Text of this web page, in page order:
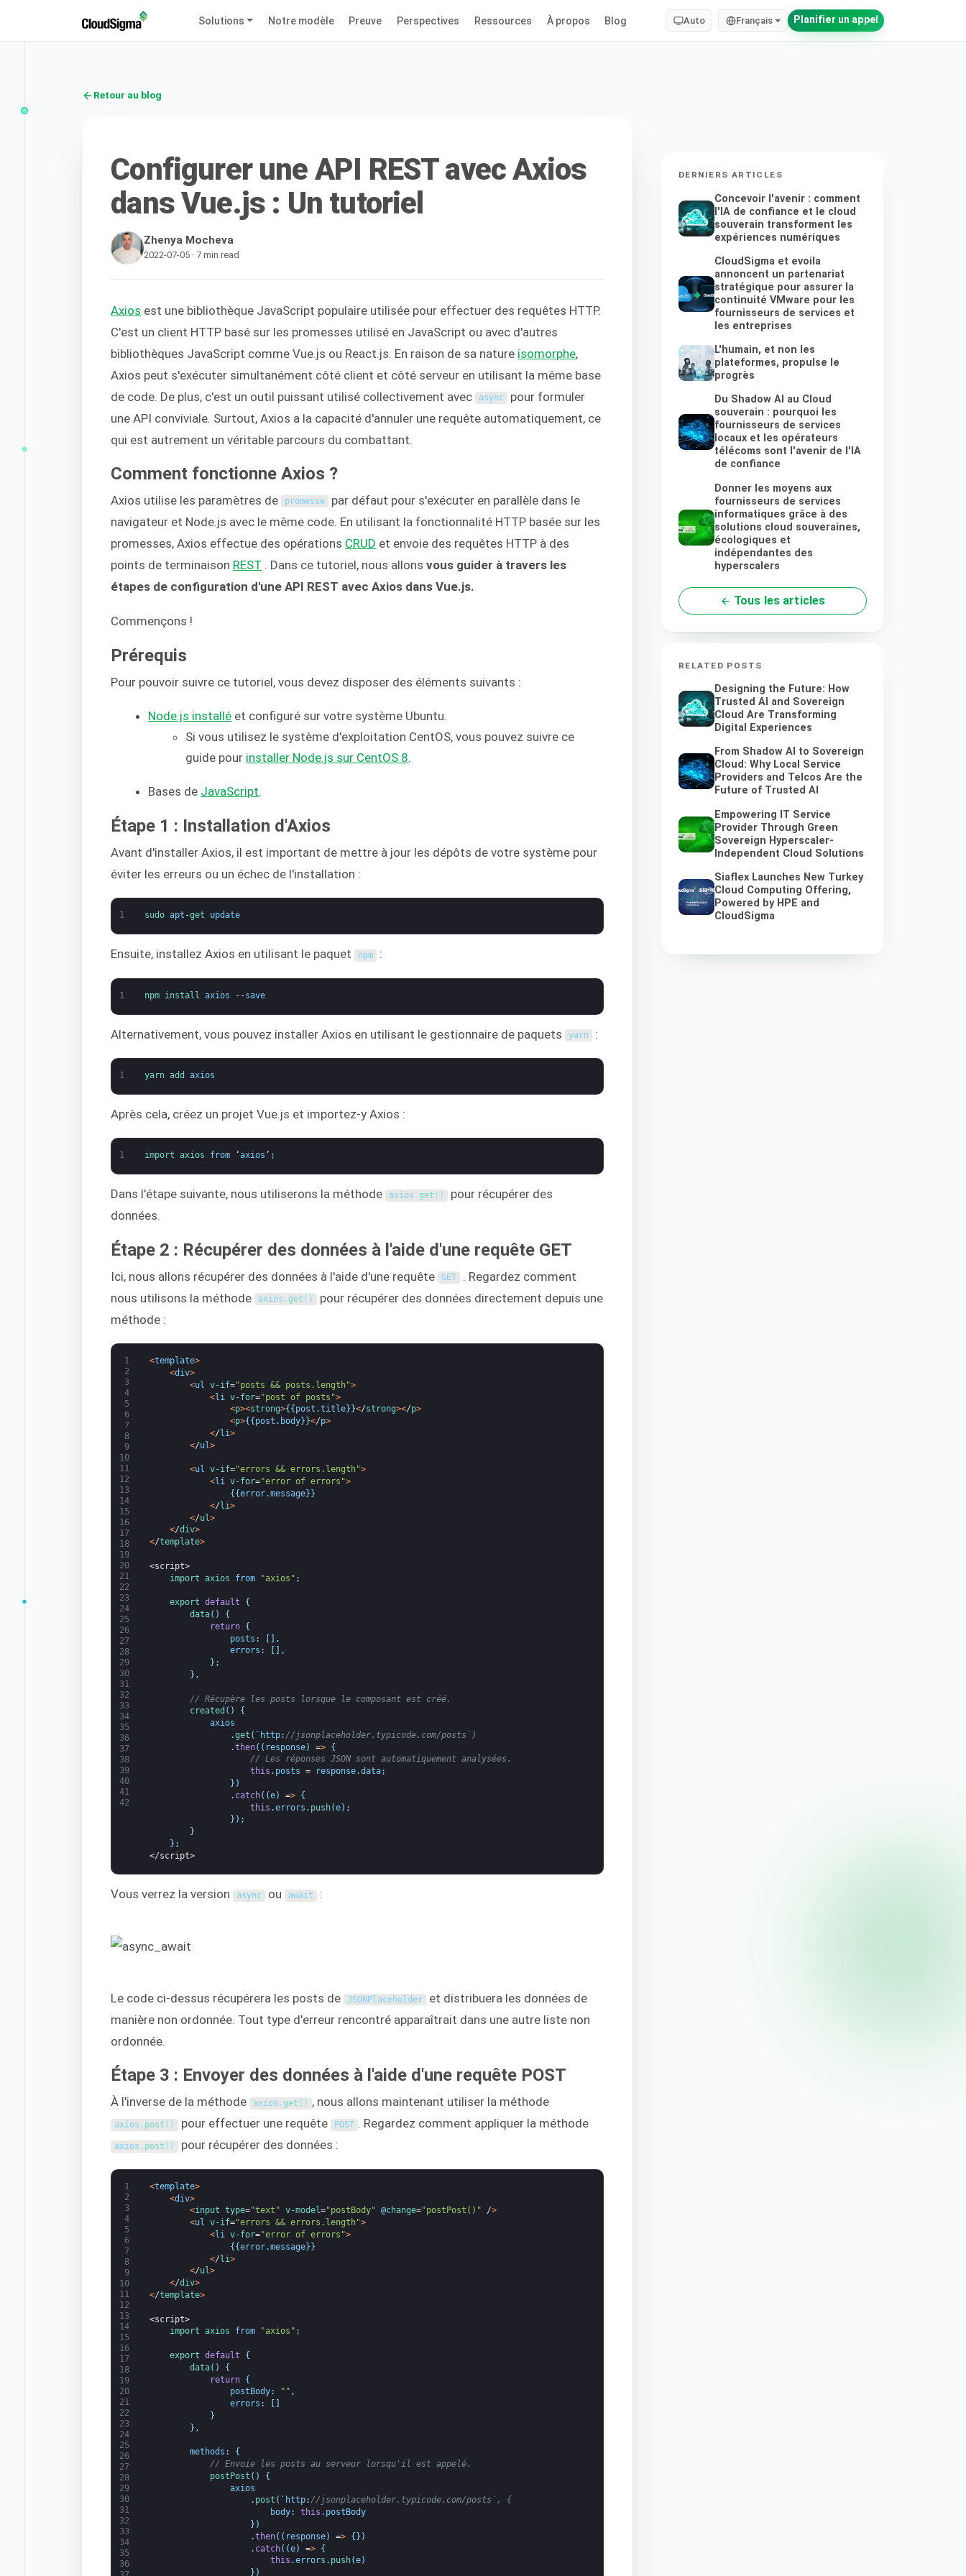
Solutions Notre modèle Preuve Perspectives Ressources À propos Blog Auto Français Planifier un appel
Retour au blog
Configurer une API REST avec Axios
dans Vue.js : Un tutoriel
Zhenya Mocheva
2022-07-05 · 7 min read
Axios est une bibliothèque JavaScript populaire utilisée pour effectuer des requêtes HTTP.
C'est un client HTTP basé sur les promesses utilisé en JavaScript ou avec d'autres
bibliothèques JavaScript comme Vue.js ou React.js. En raison de sa nature isomorphe,
Axios peut s'exécuter simultanément côté client et côté serveur en utilisant la même base
de code. De plus, c'est un outil puissant utilisé collectivement avec async pour formuler
une API conviviale. Surtout, Axios a la capacité d'annuler une requête automatiquement, ce
qui est autrement un véritable parcours du combattant.
Comment fonctionne Axios ?
Axios utilise les paramètres de promesse par défaut pour s'exécuter en parallèle dans le
navigateur et Node.js avec le même code. En utilisant la fonctionnalité HTTP basée sur les
promesses, Axios effectue des opérations CRUD et envoie des requêtes HTTP à des
points de terminaison REST . Dans ce tutoriel, nous allonsvous guider à travers les
étapes de configuration d'une API REST avec Axios dans Vue.js.
Commençons !
Prérequis
Pour pouvoir suivre ce tutoriel, vous devez disposer des éléments suivants :
Node.js installé et configuré sur votre système Ubuntu.
Si vous utilisez le système d'exploitation CentOS, vous pouvez suivre ce
guide pour installer Node.js sur CentOS 8.
Bases de JavaScript.
Étape 1 : Installation d'Axios
Avant d'installer Axios, il est important de mettre à jour les dépôts de votre système pour
éviter les erreurs ou un échec de l'installation :
1 sudo apt -get update
Ensuite, installez Axios en utilisant le paquet npm :
1 npm install axios --save
Alternativement, vous pouvez installer Axios en utilisant le gestionnaire de paquets yarn :
1 yarn add axios
Après cela, créez un projet Vue.js et importez-y Axios :
1 import axios from ‘axios ’ ;
Dans l'étape suivante, nous utiliserons la méthode axios .get ( ) pour récupérer des
données.
Étape 2 : Récupérer des données à l'aide d'une requête GET
Ici, nous allons récupérer des données à l'aide d'une requête GET . Regardez comment
nous utilisons la méthode axios .get ( ) pour récupérer des données directement depuis une
méthode :
1
2
3
4
5
6
7
8
9
10
11
12
13
14
15
16
17
18
19
20
21
22
23
24
25
26
27
28
29
30
31
32
33
34
35
36
37
38
39
40
41
42
<template>
<div>
<ul v-if="posts && posts.length">
<li v-for="post of posts">
<p><strong>{ { post .title} }</strong></p>
<p>{ { post . body} }</p>
</ li>
</ul >
<ul v-if="errors && errors.length">
<li v-for="error of errors">
{ {error.message} }
</li>
</ul >
</div>
</template>
<script>
import axios from "axios" ;
export default
{
data( )
{
return {
posts : [ ] ,
errors :
,
} ;
} ,
// Récupère les posts lorsque le composant est créé.
created ( )
{
axios
.get ( ` http: //jsonplaceholder.typicode.com/posts`)
.then( ( response) => {
// Les réponses JSON sont automatiquement analysées.
this . posts = response.data;
} )
. catch( (e) => {
this .errors . push(e) ;
} ) ;
}
} ;
</script>
Vous verrez la version async ou await :
Le code ci-dessus récupérera les posts de JSONPlaceholder et distribuera les données de
manière non ordonnée. Tout type d'erreur rencontré apparaîtrait dans une autre liste non
ordonnée.
Étape 3 : Envoyer des données à l'aide d'une requête POST
À l'inverse de la méthode axios .get ( ) , nous allons maintenant utiliser la méthode
axios . post ( ) pour effectuer une requête POST . Regardez comment appliquer la méthode
axios . post ( ) pour récupérer des données :
1
2
3
4
5
6
7
8
9
10
11
12
13
14
15
16
17
18
19
20
21
22
23
24
25
26
27
28
29
30
31
32
33
34
35
36
<template>
<div>
<input type="text" v-model="postBody" @change="postPost()" />
<ul v-if="errors && errors.length">
<li v-for="error of errors">
{{error.message}}
</li>
</ul>
</div>
</template>
<script>
import axios from "axios" ;
export default
{
data( )
{
return {
postBody: "" ,
errors :
}
} ,
methods :
{
// Envoie les posts au serveur lorsqu'il est appelé.
postPost ( )
{
axios
. post ( ` http: //jsonplaceholder.typicode.com/posts`, {
body: this . postBody
} )
.then( ( response) => {} )
. catch( (e) => {
this .errors . push(e)
} )
DERNIERS ARTICLES
Concevoir l'avenir : comment
l'IA de confiance et le cloud
souverain transforment les
expériences numériques
CloudSigma et evoila
annoncent un partenariat
stratégique pour assurer la
continuité VMware pour les
fournisseurs de services et
les entreprises
L'humain, et non les
plateformes, propulse le
progrès
Du Shadow AI au Cloud
souverain : pourquoi les
fournisseurs de services
locaux et les opérateurs
télécoms sont l'avenir de l'IA
de confiance
Donner les moyens aux
fournisseurs de services
informatiques grâce à des
solutions cloud souveraines,
écologiques et
indépendantes des
hyperscalers
Tous les articles
RELATED POSTS
Designing the Future: How
Trusted AI and Sovereign
Cloud Are Transforming
Digital Experiences
From Shadow AI to Sovereign
Cloud: Why Local Service
Providers and Telcos Are the
Future of Trusted AI
Empowering IT Service
Provider Through Green
Sovereign Hyperscaler-
Independent Cloud Solutions
Siaflex Launches New Turkey
Cloud Computing Offering,
Powered by HPE and
CloudSigma